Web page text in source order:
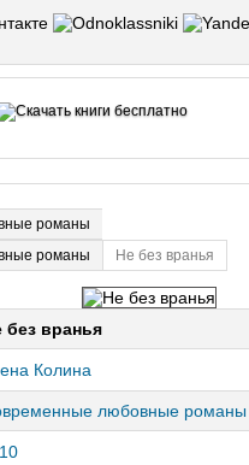
романы
романы
Не без вранья
без вранья
Колина
любовные романы